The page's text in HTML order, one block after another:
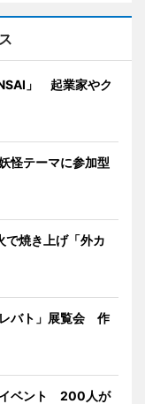
」 起業家やク
怪テーマに参加型
焼き上げ「外カ
バト」展覧会 作
イベント 200人が